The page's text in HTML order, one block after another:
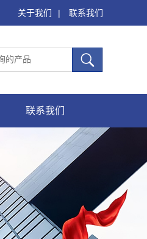
关于我们 | 联系我们
联系我们